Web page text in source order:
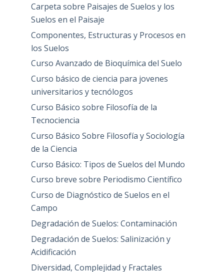
Carpeta sobre Paisajes de Suelos y los
Suelos en el Paisaje
Componentes, Estructuras y Procesos en
los Suelos
Curso Avanzado de Bioquímica del Suelo
Curso básico de ciencia para jovenes
universitarios y tecnólogos
Curso Básico sobre Filosofía de la
Tecnociencia
Curso Básico Sobre Filosofía y Sociología
de la Ciencia
Curso Básico: Tipos de Suelos del Mundo
Curso breve sobre Periodismo Científico
Curso de Diagnóstico de Suelos en el
Campo
Degradación de Suelos: Contaminación
Degradación de Suelos: Salinización y
Acidificación
Diversidad, Complejidad y Fractales